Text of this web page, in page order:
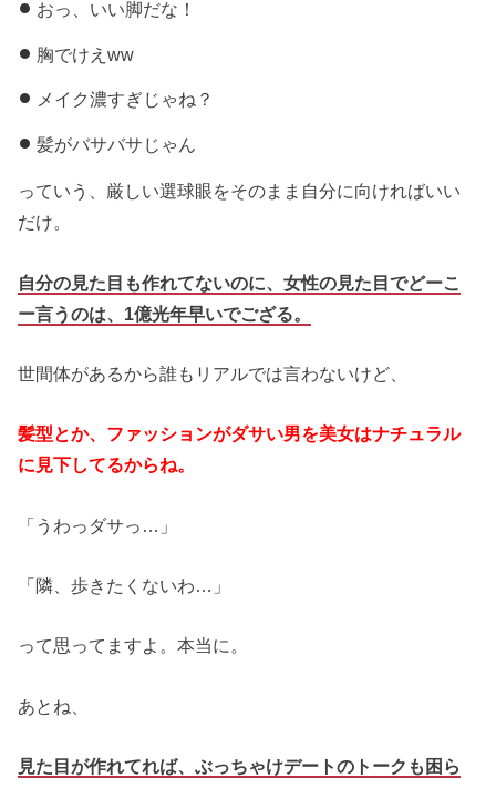
おっ、いい脚だな！
胸でけえww
メイク濃すぎじゃね？
髪がバサバサじゃん
っていう、厳しい選球眼をそのまま自分に向ければいい
だけ。
自分の見た目も作れてないのに、女性の見た目でどーこ
ー言うのは、1億光年早いでござる。
世間体があるから誰もリアルでは言わないけど、
髪型とか、ファッションがダサい男を美女はナチュラル
に見下してるからね。
「うわっダサっ…」
「隣、歩きたくないわ…」
って思ってますよ。本当に。
あとね、
見た目が作れてれば、ぶっちゃけデートのトークも困ら